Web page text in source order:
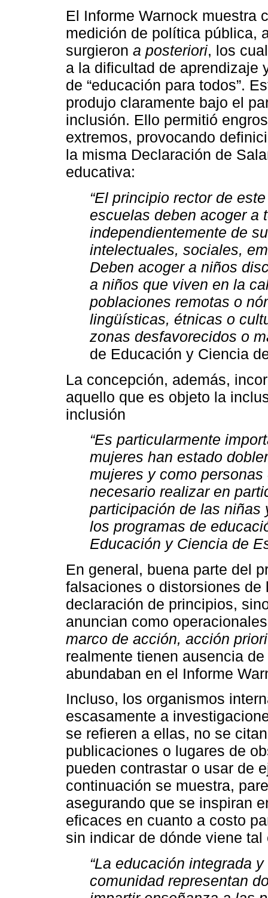
El Informe Warnock muestra
medición de política pública,
surgieron a posteriori, los
a la dificultad de aprendizaje
de “educación para todos”.
produjo claramente bajo el
inclusión. Ello permitió
extremos, provocando
la misma Declaración de
educativa:
“El principio rector de
escuelas deben acoger a
independientemente de
intelectuales, sociales,
Deben acoger a niños
a niños que viven en la
poblaciones remotas o
lingüísticas, étnicas o
zonas desfavorecidos o
de Educación y Ciencia
La concepción, además,
aquello que es objeto la
inclusión
“Es particularmente
mujeres han estado
mujeres y como
necesario realizar en
participación de las niñas
los programas de
Educación y Ciencia de
En general, buena parte del
falsaciones o distorsiones
declaración de principios,
anuncian como
marco de acción, acción
realmente tienen ausencia
abundaban en el Informe
Incluso, los organismos
escasamente a
se refieren a ellas, no se
publicaciones o lugares de
pueden contrastar o usar de
continuación se muestra,
asegurando que se inspiran
eficaces en cuanto a costo
sin indicar de dónde viene tal
“La educación integrada
comunidad representan